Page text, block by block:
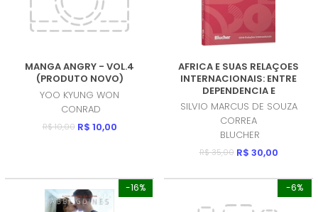
MANGA ANGRY - VOL.4
(PRODUTO NOVO)
YOO KYUNG WON
CONRAD
R$ 10,00 R$ 10,00
AFRICA E SUAS RELAÇOES
INTERNACIONAIS: ENTRE
DEPENDENCIA E
DESCONEXAO (PRODUTO
NOVO)
SILVIO MARCUS DE SOUZA
CORREA
BLUCHER
R$ 35,00 R$ 30,00
-16% -6%